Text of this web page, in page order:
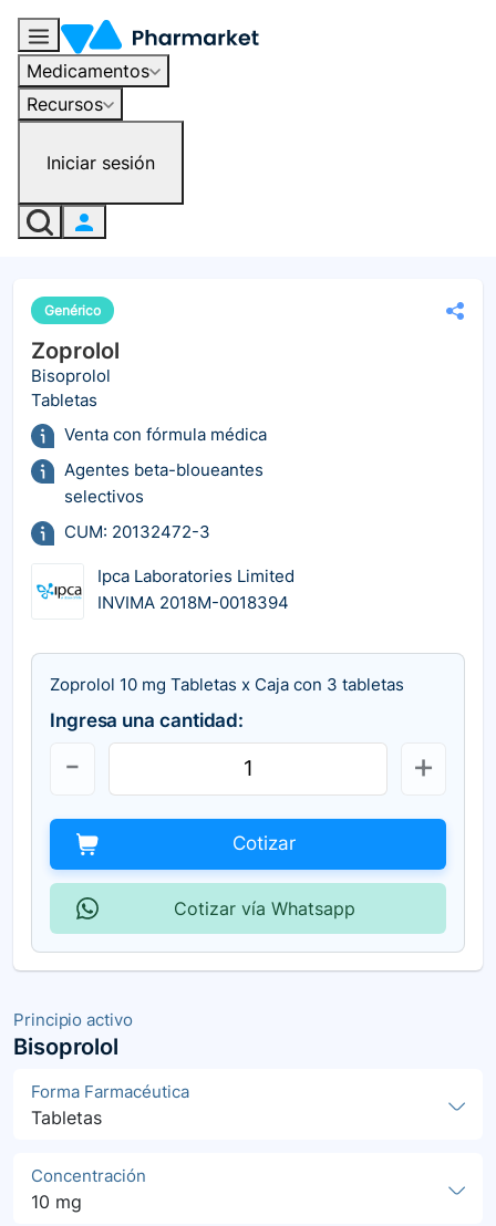
Medicamentos
Recursos
Iniciar sesión
Principio activo
Bisoprolol
Forma Farmacéutica
Tabletas
Concentración
10 mg
Genérico
Zoprolol
Bisoprolol
Tabletas
Venta con fórmula médica
Agentes beta-bloueantes
selectivos
CUM: 20132472-3
Ipca Laboratories Limited
INVIMA 2018M-0018394
Zoprolol 10 mg Tabletas x Caja con 3 tabletas
Ingresa una cantidad:
Cotizar
Cotizar vía Whatsapp